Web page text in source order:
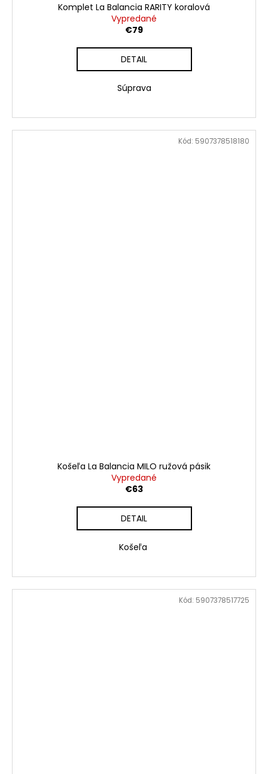
Komplet La Balancia RARITY koralová
Vypredané
€79
DETAIL
Súprava
Košeľa La Balancia MILO ružová pásik
Vypredané
€63
DETAIL
Košeľa
Kód: 5907378518180
Kód: 5907378517725